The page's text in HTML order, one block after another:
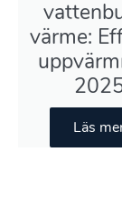
värme:
Läs